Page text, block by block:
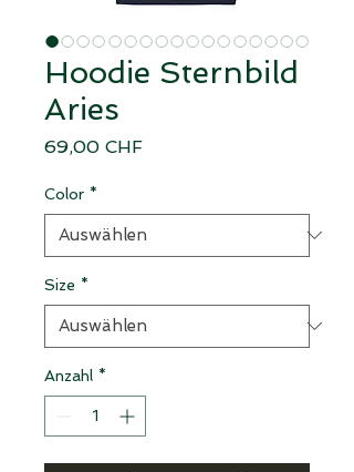
Hoodie Sternbild
Aries
69,00 CHFPreis
Color *
Size *
Anzahl *